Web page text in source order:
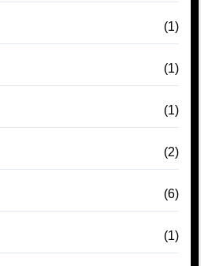
(1)
(1)
(1)
(2)
(6)
(1)